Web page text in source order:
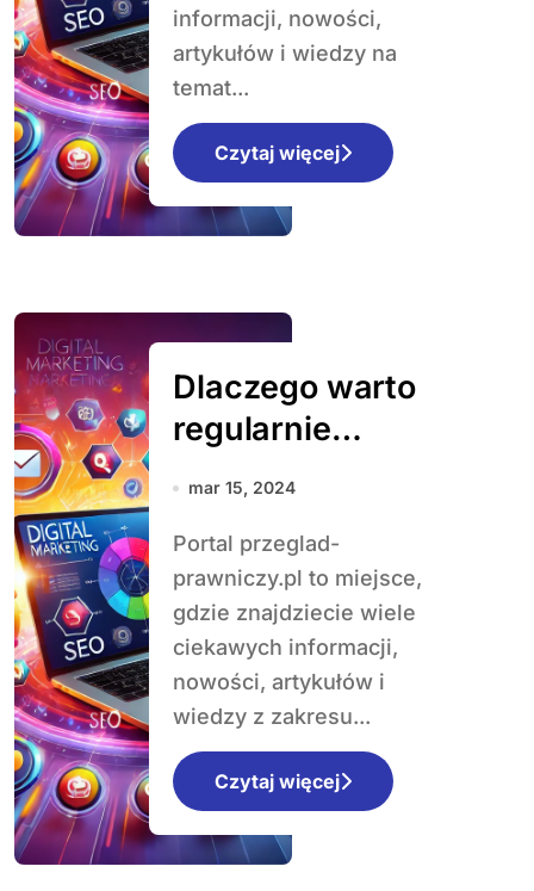
informacji, nowości,
artykułów i wiedzy na
temat...
Czytaj więcej
Dlaczego warto
regularnie
odwiedzać portal
prawniczy.pl?
mar 15, 2024
Portal przeglad-
prawniczy.pl to miejsce,
gdzie znajdziecie wiele
ciekawych informacji,
nowości, artykułów i
wiedzy z zakresu...
Czytaj więcej